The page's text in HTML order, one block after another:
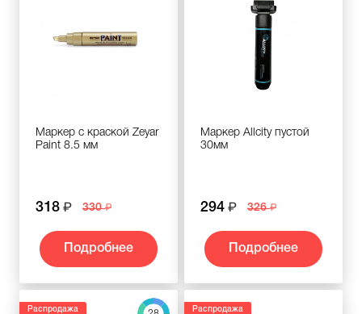
Маркер с краской Zeyar
Paint 8.5 мм
318 330
Подробнее
Маркер Allcity пустой
30мм
294 326
Подробнее
Распродажа Распродажа